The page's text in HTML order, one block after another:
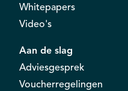
Whitepapers
Video's
Aan de slag
Adviesgesprek
Voucherregelingen